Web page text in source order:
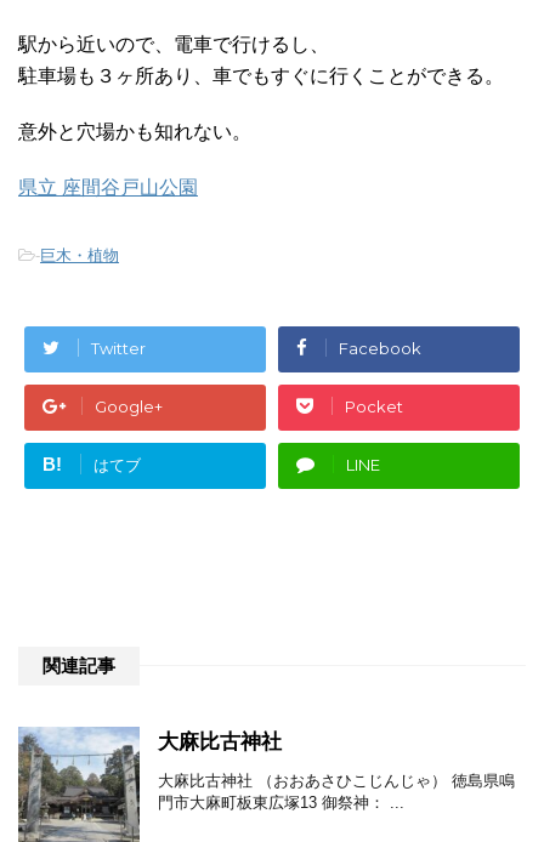
駅から近いので、電車で行けるし、
駐車場も３ヶ所あり、車でもすぐに行くことができる。
意外と穴場かも知れない。
県立 座間谷戸山公園
-巨木・植物
Twitter Facebook
Google+ Pocket
B! はてブ LINE
関連記事
大麻比古神社
大麻比古神社 （おおあさひこじんじゃ） 徳島県鳴
門市大麻町板東広塚13 御祭神： ...